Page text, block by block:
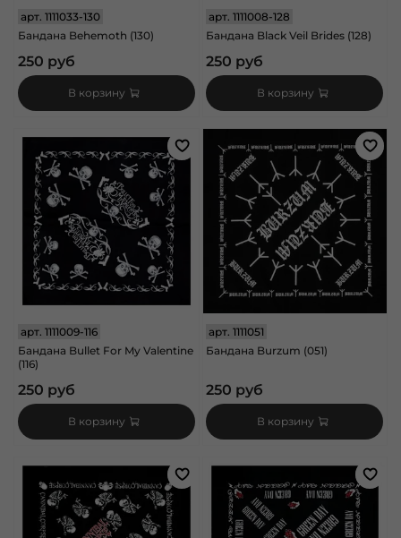
арт. 1111033-130
Бандана Behemoth (130)
250 руб
В корзину
арт.1111008-128
Бандана Black Veil Brides (128)
250 руб
В корзину
арт. 1111009-116
Бандана Bullet For My Valentine
(116)
250 руб
В корзину
арт.1111051
Бандана Burzum (051)
250 руб
В корзину